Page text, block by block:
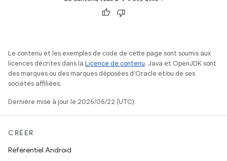
Le contenu et les exemples de code de cette page sont soumis aux
licences décrites dans la Licence de contenu. Java et OpenJDK sont
des marques ou des marques déposées d'Oracle et/ou de ses
sociétés affiliées.
Dernière mise à jour le 2026/06/22 (UTC).
CRÉER
Référentiel Android